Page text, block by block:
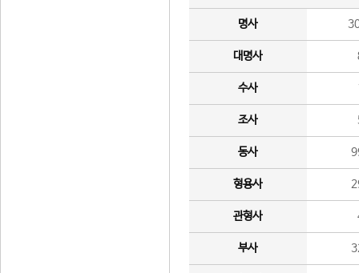
명사
대명사
수사
조사
동사
형용사
관형사
부사